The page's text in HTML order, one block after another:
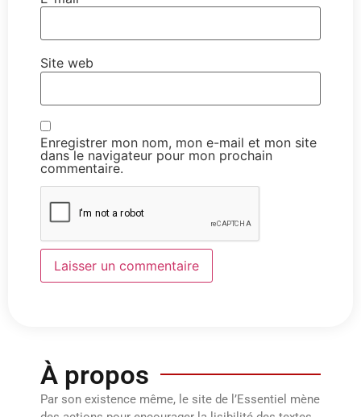
Site web
Enregistrer mon nom, mon e-mail et mon site
dans le navigateur pour mon prochain
commentaire.
À propos
Par son existence même, le site de l’Essentiel mène